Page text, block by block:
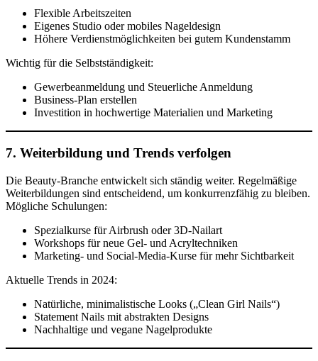
Flexible Arbeitszeiten
Eigenes Studio oder mobiles Nageldesign
Höhere Verdienstmöglichkeiten bei gutem Kundenstamm
Wichtig für die Selbstständigkeit:
Gewerbeanmeldung und Steuerliche Anmeldung
Business-Plan erstellen
Investition in hochwertige Materialien und Marketing
7. Weiterbildung und Trends verfolgen
Die Beauty-Branche entwickelt sich ständig weiter. Regelmäßige
Weiterbildungen sind entscheidend, um konkurrenzfähig zu bleiben.
Mögliche Schulungen:
Spezialkurse für Airbrush oder 3D-Nailart
Workshops für neue Gel- und Acryltechniken
Marketing- und Social-Media-Kurse für mehr Sichtbarkeit
Aktuelle Trends in 2024:
Natürliche, minimalistische Looks („Clean Girl Nails“)
Statement Nails mit abstrakten Designs
Nachhaltige und vegane Nagelprodukte